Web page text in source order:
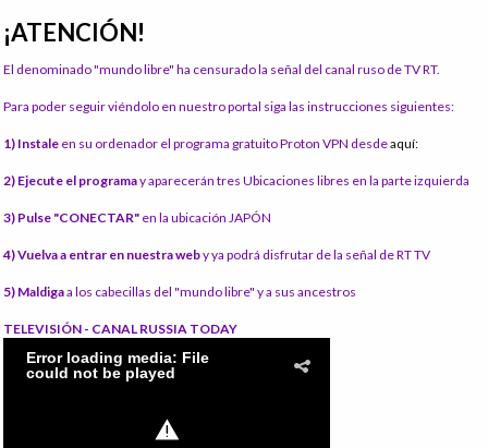
¡ATENCIÓN!
El denominado "mundo libre" ha censurado la señal del canal ruso de TV RT.
Para poder seguir viéndolo en nuestro portal siga las instrucciones siguientes:
1) Instale en su ordenador el programa gratuito Proton VPN desdeaquí:
2) Ejecute el programay aparecerán tres Ubicaciones libres en la parte izquierda
3) Pulse "CONECTAR" en la ubicación JAPÓN
4) Vuelva a entrar en nuestra weby ya podrá disfrutar de la señal de RT TV
5) Maldigaa los cabecillas del "mundo libre" y a sus ancestros
TELEVISIÓN - CANAL RUSSIA TODAY